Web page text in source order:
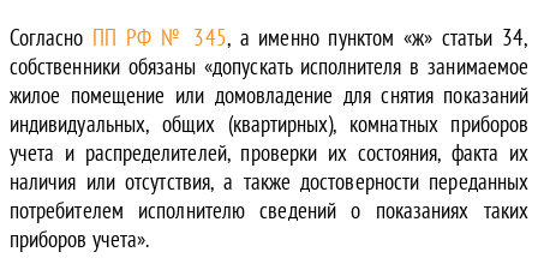
Согласно ПП РФ № 345, а именно пунктом «ж» статьи 34,
собственники обязаны «допускать исполнителя в занимаемое
жилое помещение или домовладение для снятия показаний
индивидуальных, общих (квартирных), комнатных приборов
учета и распределителей, проверки их состояния, факта их
наличия или отсутствия, а также достоверности переданных
потребителем исполнителю сведений о показаниях таких
приборов учета».